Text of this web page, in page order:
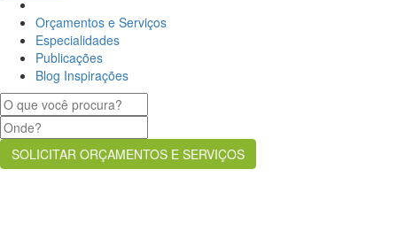
Orçamentos e Serviços
Especialidades
Publicações
Blog Inspirações